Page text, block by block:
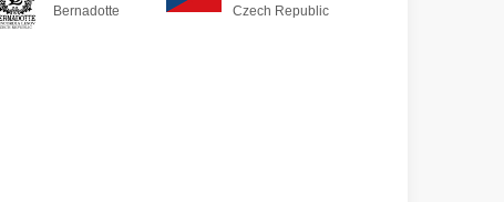
Bernadotte
Czech Republic